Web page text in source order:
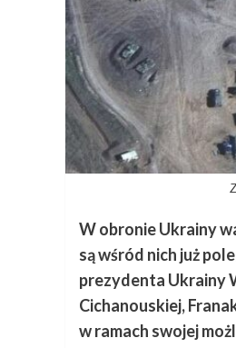
W obronie Ukrainy
są wśród nich już
prezydenta Ukrainy
Cichanouskiej,
w ramach swojej